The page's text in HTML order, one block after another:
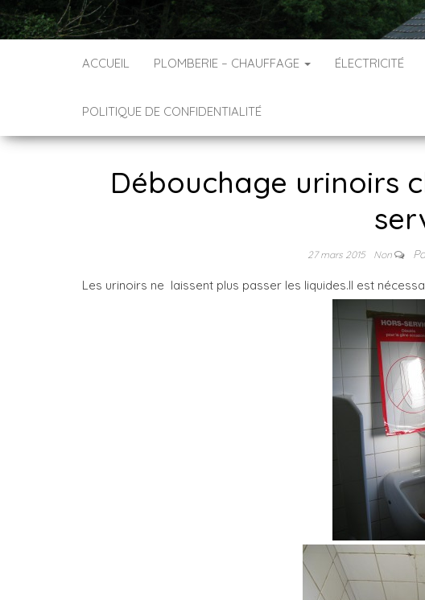
ACCUEIL PLOMBERIE – CHAUFFAGE ÉLECTRICITÉ
POLITIQUE DE CONFIDENTIALITÉ
Débouchage urinoirs
27 mars 2015 Non
Les urinoirs ne laissent plus passer les liquides.Il est